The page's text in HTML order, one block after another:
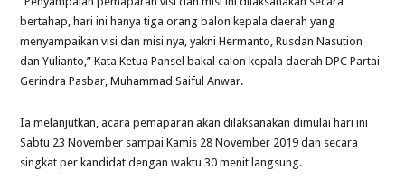
bertahap, hari ini hanya tiga orang balon kepala daerah yang
menyampaikan visi dan misi nya, yakni Hermanto, Rusdan Nasution
dan Yulianto,” Kata Ketua Pansel bakal calon kepala daerah DPC Partai
Gerindra Pasbar, Muhammad Saiful Anwar.
Ia melanjutkan, acara pemaparan akan dilaksanakan dimulai hari ini
Sabtu 23 November sampai Kamis 28 November 2019 dan secara
singkat per kandidat dengan waktu 30 menit langsung.